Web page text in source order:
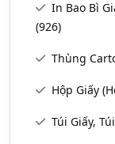
In Bao Bì
(926)
Thùng
Hộp Giấy
Túi Giấy,